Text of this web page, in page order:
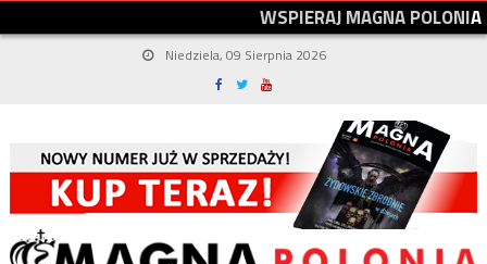
WSPIERAJMAGNAPOLONIA
Niedziela, 09 Sierpnia 2026